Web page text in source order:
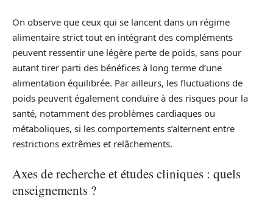
On observe que ceux qui se lancent dans un régime
alimentaire strict tout en intégrant des compléments
peuvent ressentir une légère perte de poids, sans pour
autant tirer parti des bénéfices à long terme d’une
alimentation équilibrée. Par ailleurs, les fluctuations de
poids peuvent également conduire à des risques pour la
santé, notamment des problèmes cardiaques ou
métaboliques, si les comportements s’alternent entre
restrictions extrêmes et relâchements.
Axes de recherche et études cliniques : quels
enseignements ?